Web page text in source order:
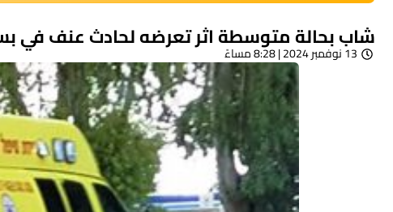
شاب بحالة متوسطة اثر تعرضه لحادث عنف في
13 نوفمبر 2024 | 8:28 مساءً